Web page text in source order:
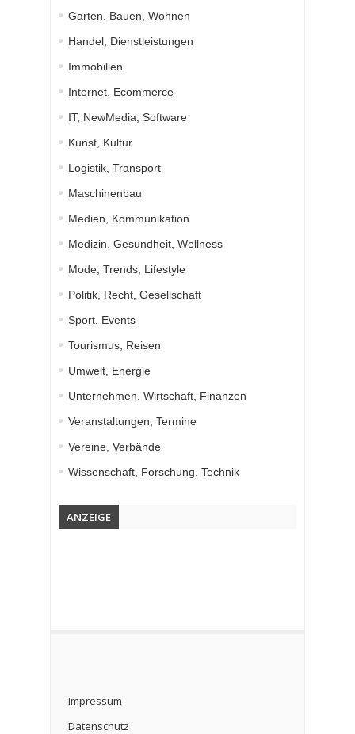
Garten, Bauen, Wohnen
Handel, Dienstleistungen
Immobilien
Internet, Ecommerce
IT, NewMedia, Software
Kunst, Kultur
Logistik, Transport
Maschinenbau
Medien, Kommunikation
Medizin, Gesundheit, Wellness
Mode, Trends, Lifestyle
Politik, Recht, Gesellschaft
Sport, Events
Tourismus, Reisen
Umwelt, Energie
Unternehmen, Wirtschaft, Finanzen
Veranstaltungen, Termine
Vereine, Verbände
Wissenschaft, Forschung, Technik
ANZEIGE
Impressum
Datenschutz